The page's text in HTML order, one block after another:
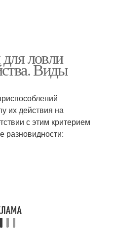
ловли
Виды
их действия на
с этим критерием
разновидности: